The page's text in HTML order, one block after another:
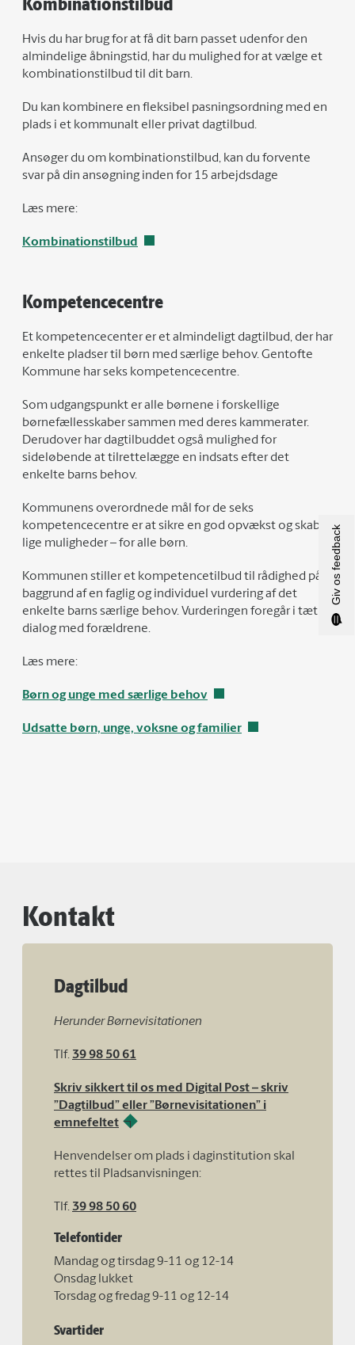
Hvis du har brug for at få dit barn passet udenfor den
almindelige åbningstid, har du mulighed for at vælge et
kombinationstilbud til dit barn.
Du kan kombinere en fleksibel pasningsordning med en
plads i et kommunalt eller privat dagtilbud.
Ansøger du om kombinationstilbud, kan du forvente
svar på din ansøgning inden for 15 arbejdsdage
Læs mere:
Kombinationstilbud
Kompetencecentre
Et kompetencecenter er et almindeligt dagtilbud, der har
enkelte pladser til børn med særlige behov. Gentofte
Kommune har seks kompetencecentre.
Som udgangspunkt er alle børnene i forskellige
børnefællesskaber sammen med deres kammerater.
Derudover har dagtilbuddet også mulighed for
sideløbende at tilrettelægge en indsats efter det
enkelte barns behov.
Kommunens overordnede mål for de seks
kompetencecentre er at sikre en god opvækst og skabe
lige muligheder – for alle børn.
Kommunen stiller et kompetencetilbud til rådighed på
baggrund af en faglig og individuel vurdering af det
enkelte barns særlige behov. Vurderingen foregår i tæt
dialog med forældrene.
Læs mere:
Børn og unge med særlige behov
Udsatte børn, unge, voksne og familier
Kontakt
Dagtilbud
Herunder Børnevisitationen
Tlf. 39 98 50 61
Skriv sikkert til os med Digital Post – skriv
”Dagtilbud” eller ”Børnevisitationen” i
emnefeltet
Henvendelser om plads i daginstitution skal
rettes til Pladsanvisningen:
Tlf. 39 98 50 60
Telefontider
Mandag og tirsdag 9-11 og 12-14
Onsdag lukket
Torsdag og fredag 9-11 og 12-14
Svartider
Giv os feedback